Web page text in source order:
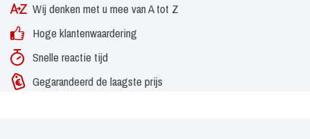
Wij denken met u mee van A tot Z
Hoge klantenwaardering
Snelle reactie tijd
Gegarandeerd de laagste prijs